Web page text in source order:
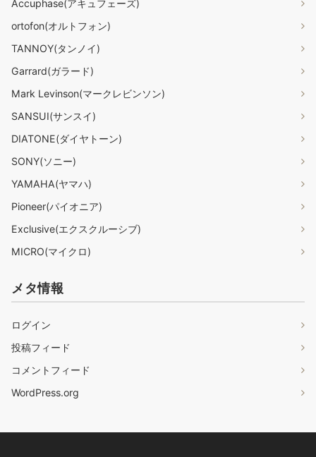
Accuphase(アキュフェーズ)
ortofon(オルトフォン)
TANNOY(タンノイ)
Garrard(ガラード)
Mark Levinson(マークレビンソン)
SANSUI(サンスイ)
DIATONE(ダイヤトーン)
SONY(ソニー)
YAMAHA(ヤマハ)
Pioneer(パイオニア)
Exclusive(エクスクルーシブ)
MICRO(マイクロ)
メタ情報
ログイン
投稿フィード
コメントフィード
WordPress.org